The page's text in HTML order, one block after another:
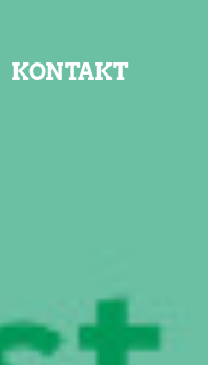
KONTAKT